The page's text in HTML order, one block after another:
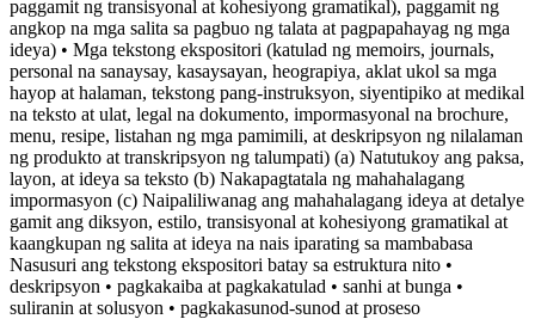
paggamit ng transisyonal at kohesiyong gramatikal), paggamit ng
angkop na mga salita sa pagbuo ng talata at pagpapahayag ng mga
ideya) • Mga tekstong ekspositori (katulad ng memoirs, journals,
personal na sanaysay, kasaysayan, heograpiya, aklat ukol sa mga
hayop at halaman, tekstong pang-instruksyon, siyentipiko at medikal
na teksto at ulat, legal na dokumento, impormasyonal na brochure,
menu, resipe, listahan ng mga pamimili, at deskripsyon ng nilalaman
ng produkto at transkripsyon ng talumpati) (a) Natutukoy ang paksa,
layon, at ideya sa teksto (b) Nakapagtatala ng mahahalagang
impormasyon (c) Naipaliliwanag ang mahahalagang ideya at detalye
gamit ang diksyon, estilo, transisyonal at kohesiyong gramatikal at
kaangkupan ng salita at ideya na nais iparating sa mambabasa
Nasusuri ang tekstong ekspositori batay sa estruktura nito •
deskripsyon • pagkakaiba at pagkakatulad • sanhi at bunga •
suliranin at solusyon • pagkakasunod-sunod at proseso